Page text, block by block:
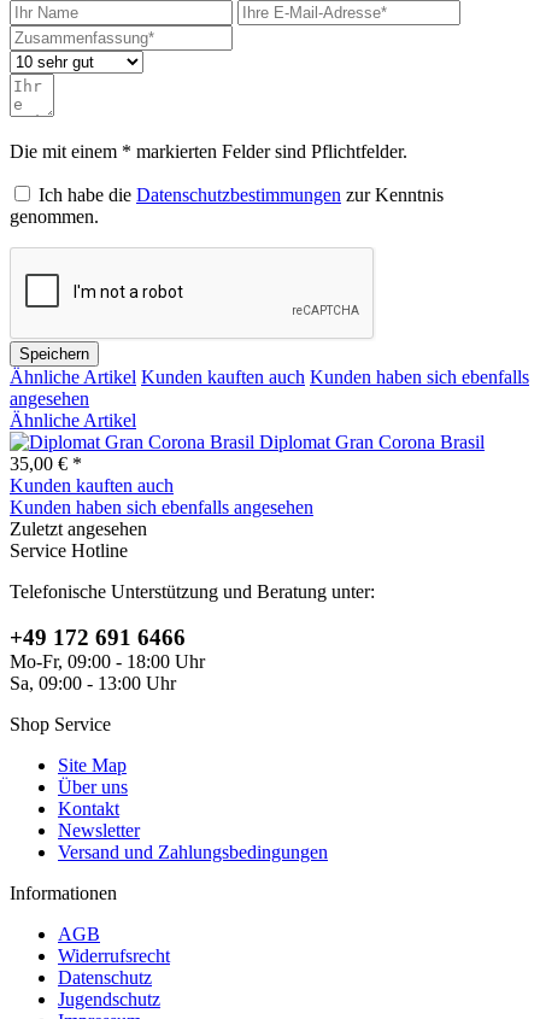
Die mit einem * markierten Felder sind Pflichtfelder.
Ich habe die Datenschutzbestimmungen zur Kenntnis
genommen.
Speichern
Ähnliche Artikel Kunden kauften auch Kunden haben sich ebenfalls
angesehen
Ähnliche Artikel
Diplomat Gran Corona Brasil
35,00 € *
Kunden kauften auch
Kunden haben sich ebenfalls angesehen
Zuletzt angesehen
Service Hotline
Telefonische Unterstützung und Beratung unter:
+49 172 691 6466
Mo-Fr, 09:00 - 18:00 Uhr
Sa, 09:00 - 13:00 Uhr
Shop Service
Site Map
Über uns
Kontakt
Newsletter
Versand und Zahlungsbedingungen
Informationen
AGB
Widerrufsrecht
Datenschutz
Jugendschutz